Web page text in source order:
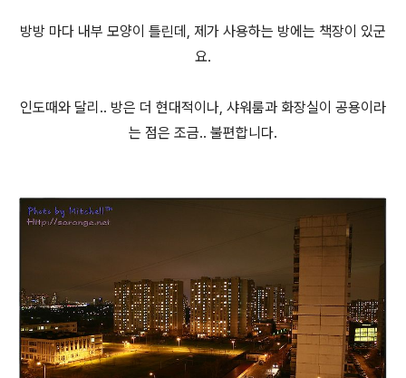
방방 마다 내부 모양이 틀린데, 제가 사용하는 방에는 책장이 있군
요.
인도때와 달리.. 방은 더 현대적이나, 샤워룸과 화장실이 공용이라
는 점은 조금.. 불편합니다.